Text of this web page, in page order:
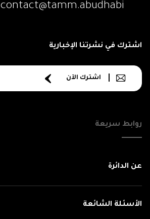
contact@tamm.abudhabi
اشترك في نشرتنا الإخبارية
اشترك الآن
روابط سريعة
عن الدائرة
الأسئلة الشائعة